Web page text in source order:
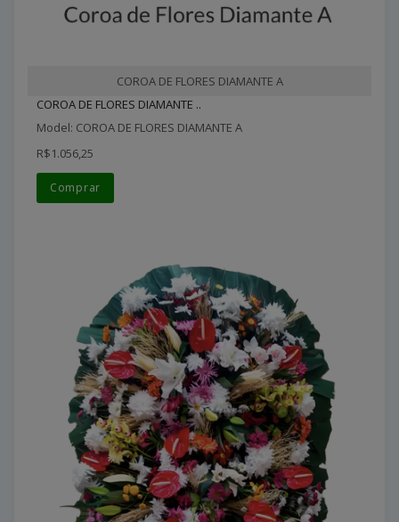
COROA DE FLORES DIAMANTE A
COROA DE FLORES DIAMANTE ..
Model: COROA DE FLORES DIAMANTE A
R$1.056,25
Comprar